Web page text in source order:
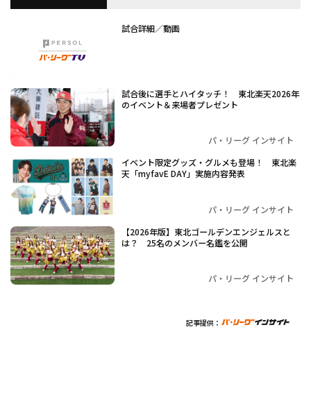
試合詳細／動画
試合後に選手とハイタッチ！ 東北楽天2026年
のイベント＆来場者プレゼント
パ・リーグ インサイト
イベント限定グッズ・グルメも登場！ 東北楽
天「myfavE DAY」実施内容発表
パ・リーグ インサイト
【2026年版】東北ゴールデンエンジェルスと
は？ 25名のメンバー名鑑を公開
パ・リーグ インサイト
記事提供：